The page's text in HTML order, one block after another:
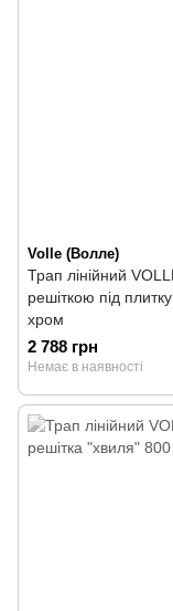
Volle (Волле)
Трап лінійний
решіткою під
хром
2 788 грн
Немає в наявності